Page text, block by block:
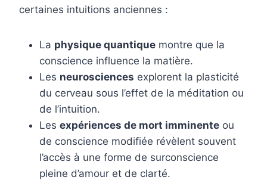
certaines intuitions anciennes :
La physique quantique montre que la
conscience influence la matière.
Les neurosciences explorent la plasticité
du cerveau sous l’effet de la méditation ou
de l’intuition.
Les expériences de mort imminente ou
de conscience modifiée révèlent souvent
l’accès à une forme de surconscience
pleine d’amour et de clarté.